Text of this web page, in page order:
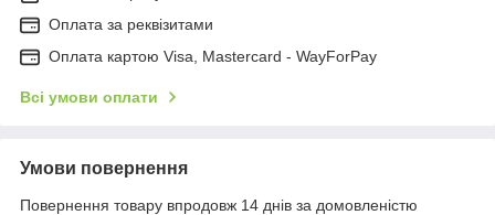
Оплата за реквізитами
Оплата картою Visa, Mastercard - WayForPay
Всі умови оплати
Умови повернення
Повернення товару впродовж 14 днів за домовленістю